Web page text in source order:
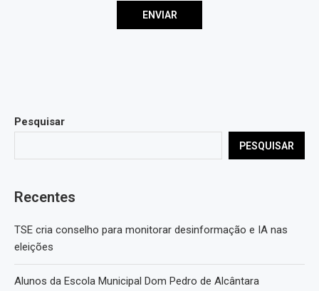
Pesquisar
PESQUISAR
Recentes
TSE cria conselho para monitorar desinformação e IA nas
eleições
Alunos da Escola Municipal Dom Pedro de Alcântara